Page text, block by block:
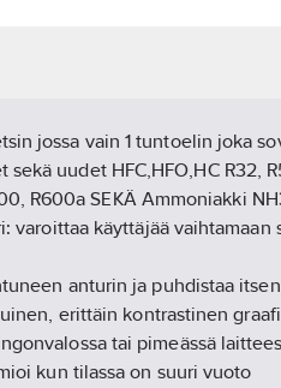
jossa vain 1 tuntoelin joka
sekä uudet HFC,HFO,HC R32,
R600a SEKÄ Ammoniakki
varoittaa käyttäjää vaihtamaan
anturin ja puhdistaa
erittäin kontrastinen
tai pimeässä
kun tilassa on suuri vuoto